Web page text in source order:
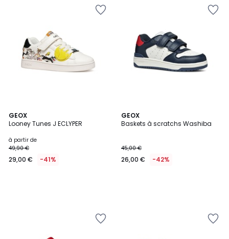
GEOX
Looney Tunes J ECLYPER
à partir de
49,90 €
29,00 € -41%
GEOX
Baskets à scratchs Washiba
45,00 €
26,00 € -42%